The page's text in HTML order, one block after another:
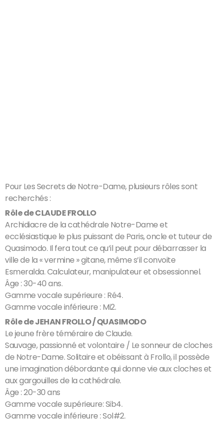
Pour Les Secrets de Notre-Dame, plusieurs rôles sont
recherchés :
Rôle de CLAUDE FROLLO
Archidiacre de la cathédrale Notre-Dame et
ecclésiastique le plus puissant de Paris, oncle et tuteur de
Quasimodo. Il fera tout ce qu’il peut pour débarrasser la
ville de la « vermine » gitane, même s’il convoite
Esmeralda. Calculateur, manipulateur et obsessionnel.
Âge : 30-40 ans.
Gamme vocale supérieure : Ré4.
Gamme vocale inférieure : Mi2.
Rôle de JEHAN FROLLO / QUASIMODO
Le jeune frère téméraire de Claude.
Sauvage, passionné et volontaire / Le sonneur de cloches
de Notre-Dame. Solitaire et obéissant à Frollo, il possède
une imagination débordante qui donne vie aux cloches et
aux gargouilles de la cathédrale.
Âge : 20-30 ans
Gamme vocale supérieure: Sib4.
Gamme vocale inférieure : Sol#2.